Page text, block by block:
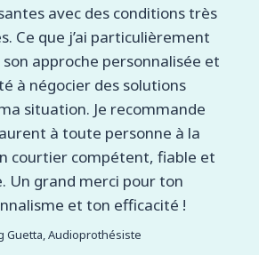
avec des conditions très
Ce que j’ai particulièrement
son approche personnalisée et
à négocier des solutions
situation. Je recommande
à toute personne à la
courtier compétent, fiable et
Un grand merci pour ton
et ton efficacité !
Guetta, Audioprothésiste